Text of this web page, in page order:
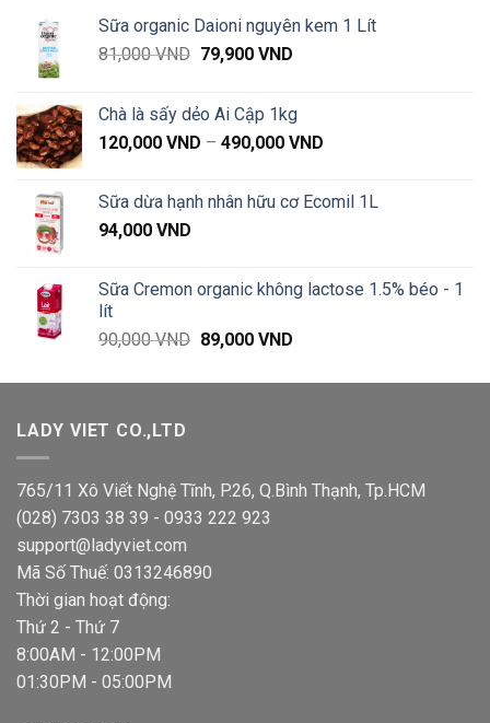
Sữa organic Daioni nguyên kem 1 Lít
81,000VND Giá
81,000 VND.
79,900 VNDGiá
là:
79,900 VND.
Chà là sấy dẻo Ai Cập 1kg
120,000 VND – 490,000 VND
120,000 VND
Sữa dừa hạnh nhân hữu cơ Ecomil 1L
94,000 VND
Sữa Cremon organic không lactose 1.5% béo - 1
lít
90,000VND Giá
là:
89,000 VNDGiá
tại
LADY VIET CO.,LTD
765/11 Xô Viết Nghệ Tĩnh, P.26, Q.Bình Thạnh, Tp.HCM
(028) 7303 38 39 - 0933 222 923
support@ladyviet.com
Mã Số Thuế: 0313246890
Thời gian hoạt động:
Thứ 2 - Thứ 7
8:00AM - 12:00PM
01:30PM - 05:00PM